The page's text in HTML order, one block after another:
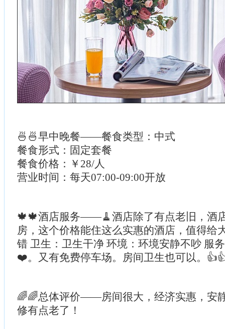
🍜🍜早中晚餐——餐食类型：中式
餐食形式：固定套餐
餐食价格：￥28/人
营业时间：每天07:00-09:00开放
🍁🍁酒店服务——🧹酒店除了有点老旧，酒
房，这个价格能住这么实惠的酒店，值得给
错 卫生：卫生干净 环境：环境安静不吵 服
❤️。又有免费停车场。房间卫生也可以。
🌈🌈总体评价——房间很大，经济实惠，安
修有点老了！